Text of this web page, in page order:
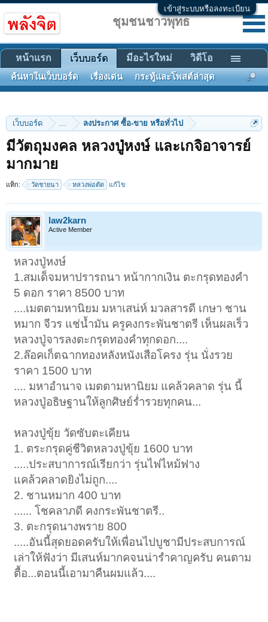
เข้าสู่ระบบหรือลงทะเบียน
เว็บบอร์ด ... ลงประกาศ ซื้อ-ขาย หรือทั่วไป
มีวัตถุมงคล หลวงปู่หงษ์ และเกจิอาจารย์
มากมาย
แท็ก: วัดชายนา หลวงพ่อตัด แก้ไข
law2karn
Active Member
หลวงปู่หงษ์
1.สมเด็จมหาปรารถนา หน้ากากเงิน ตะกรุดทองคำ
5 ดอก ราคา 8500 บาท
....เมตตามหานิยม มหาเสน่ห์ มวลสารดี เกษา ชาน
หมาก จีวร แช่น้ำมัน ครูคงกระพันชาตรี เห็นผลเร็ว
หลวงปู่จารลงตะกรุดทองคำทุกดอก....
2.ล๊อคเก็ตฉากทองหลังหนังเสือโครง รุ่น นั่งรวย
ราคา 1500 บาท
.... มหาอำนาจ เมตตามหานิยม แคล้วคลาด รุ่น นี้
หลวงปู่อธิษฐานให้ลูกศิษย์ร่ำรวยทุกคน...
หลวงปู่ขุ้ย วัดซับตะเคียน
1. ตระกรุดคู่ชีวิตหลวงปู่ขุ้ย 1600 บาท
.....ประสบาการณ์เรียกว่า รุ่นไฟไหม้ฟาง
แคล้วคลาดยิงไม่ถูก....
2. ชานหมาก 400 บาท
...... โชคลาภดี คงกระพันชาตรี..
3. ตะกรุดนางพราย 800
.....อันนี้สุดยอดครับให้เพื่อนไปบูชามีประสบการณ์
เล่าให้ฟังว่า มีเสนห์มากคจนน่ารำคาญครับ คนตาม
ตื้อ...ตอนนี้เอามาคืนผมแล้ว....
ชุมชนชาวพุทธ
หน้าแรก เว็บบอร์ด
ค้นหาในเว็บบอร์ด เรื่องเด่น กระทู้และโพสต์ล่าสุด
มีอะไรใหม่ วิดีโอ